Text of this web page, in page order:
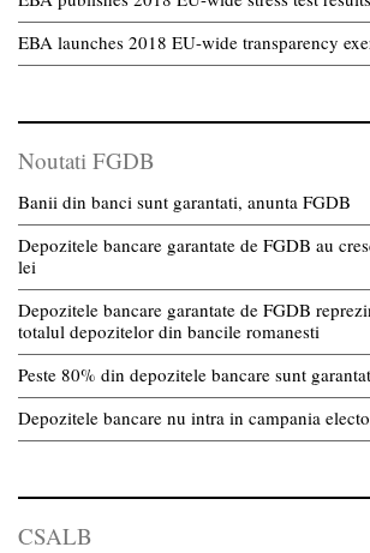
EBA launches 2018 EU-wide transparency
Noutati FGDB
Banii din banci sunt garantati, anunta FGDB
Depozitele bancare garantate de FGDB au
lei
Depozitele bancare garantate de FGDB
totalul depozitelor din bancile romanesti
Peste 80% din depozitele bancare sunt
Depozitele bancare nu intra in campania
CSALB